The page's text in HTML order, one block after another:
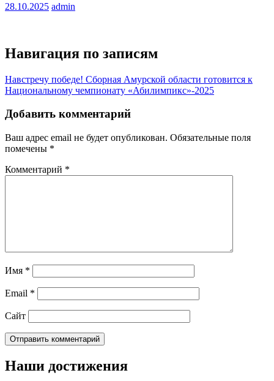
28.10.2025 admin
Навигация по записям
Навстречу победе! Сборная Амурской области готовится к
Национальному чемпионату «Абилимпикс»-2025
Добавить комментарий
Ваш адрес email не будет опубликован. Обязательные поля
помечены *
Комментарий *
Имя *
Email *
Сайт
Наши достижения